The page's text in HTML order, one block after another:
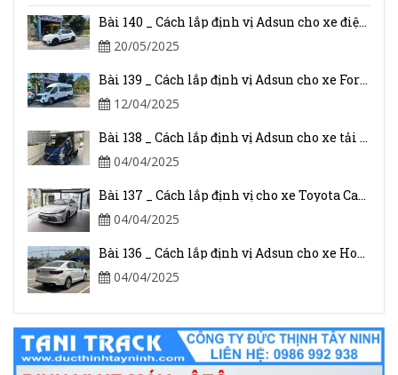
Bài 140 _ Cách lắp định vị Adsun cho xe điện Vinfast VF e34
20/05/2025
Bài 139 _ Cách lắp định vị Adsun cho xe Ford Transit 2024
12/04/2025
Bài 138 _ Cách lắp định vị Adsun cho xe tải JAC 1.5 Tấn
04/04/2025
Bài 137 _ Cách lắp định vị cho xe Toyota Camry 2025
04/04/2025
Bài 136 _ Cách lắp định vị Adsun cho xe Honda Civic I-VTEC
04/04/2025